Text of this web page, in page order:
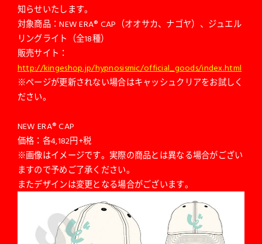
知らせいたします。
対象商品：NEW ERA® CAP（オオサカ、ナゴヤ）、ジュエル
リングライト（全18種）
販売サイト：
http://kingeshop.jp/hypnosismic/official_goods/index.html
※ページが更新されない場合はキャッシュクリアをお試しく
ださい。
NEW ERA® CAP
価格：各4,182円+税
※画像はイメージです。実際の商品とは異なる場合がござい
ますので予めご了承ください。
またデザインは変更となる場合がございます。